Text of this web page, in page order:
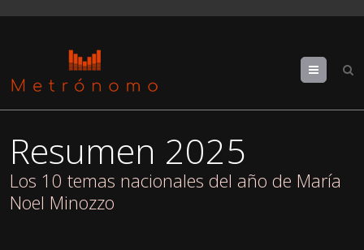
Menu
Resumen 2025
Los 10 temas nacionales del año de María
Noel Minozzo